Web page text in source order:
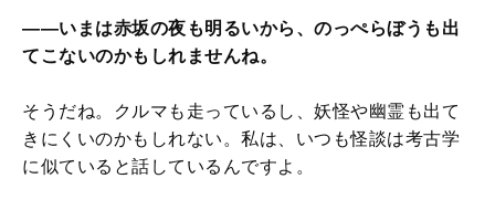
――いまは赤坂の夜も明るいから、のっぺらぼうも出
てこないのかもしれませんね。
そうだね。クルマも走っているし、妖怪や幽霊も出て
きにくいのかもしれない。私は、いつも怪談は考古学
に似ていると話しているんですよ。